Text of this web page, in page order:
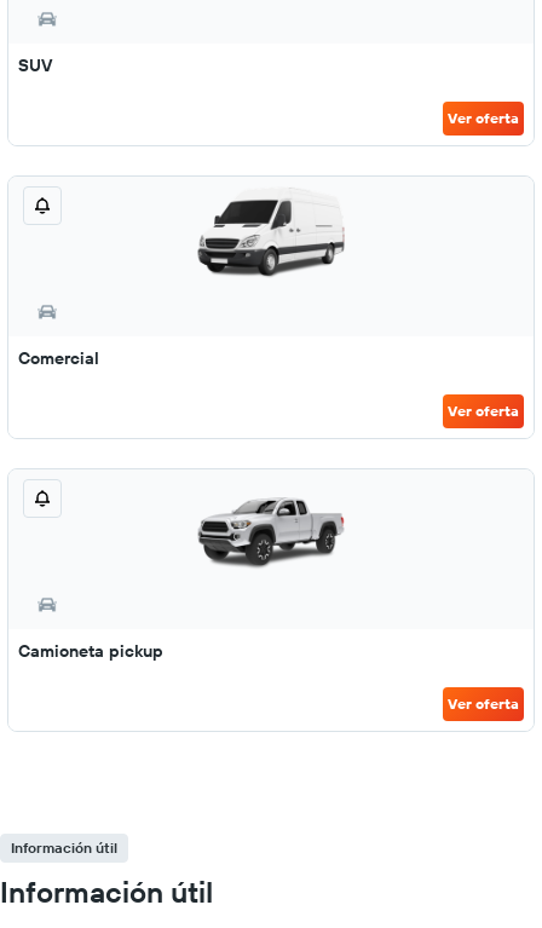
SUV
Ver oferta
Comercial
Ver oferta
Camioneta pickup
Ver oferta
Información útil
Información útil